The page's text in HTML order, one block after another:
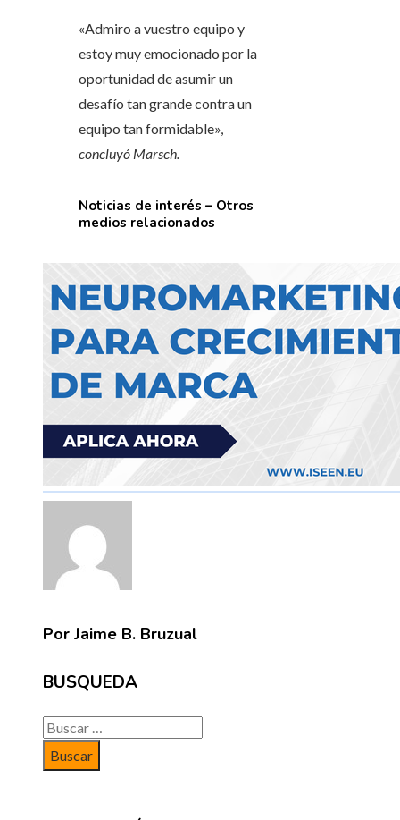
«Admiro a vuestro equipo y
estoy muy emocionado por la
oportunidad de asumir un
desafío tan grande contra un
equipo tan formidable»,
concluyó Marsch.
Noticias de interés – Otros
medios relacionados
Por Jaime B. Bruzual
BUSQUEDA
Buscar: